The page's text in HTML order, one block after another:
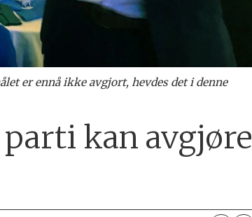
er ennå ikke avgjort, hevdes det i denne
kan avgjøre